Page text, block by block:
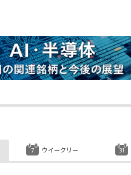
ウイークリー